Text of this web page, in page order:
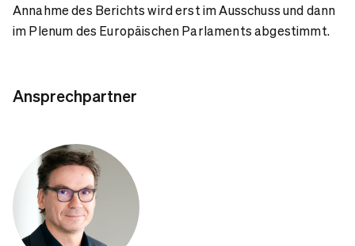
Annahme des Berichts wird erst im Ausschuss und dann
im Plenum des Europäischen Parlaments abgestimmt.
Ansprechpartner